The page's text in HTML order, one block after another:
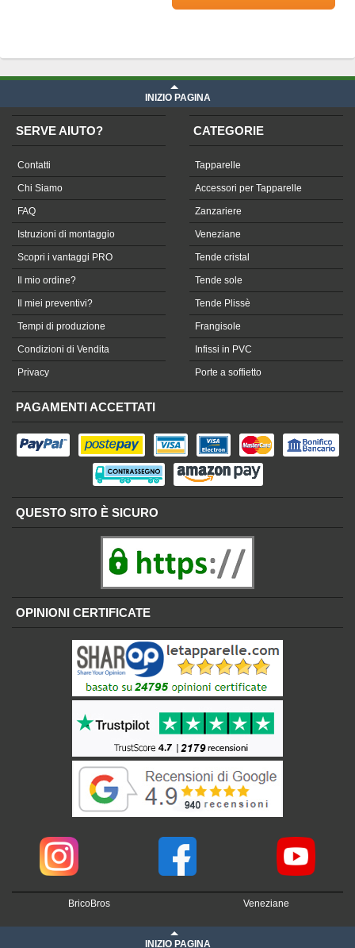
INIZIO PAGINA
SERVE AIUTO?
Contatti
Chi Siamo
FAQ
Istruzioni di montaggio
Scopri i vantaggi PRO
Il mio ordine?
Il miei preventivi?
Tempi di produzione
Condizioni di Vendita
Privacy
CATEGORIE
Tapparelle
Accessori per Tapparelle
Zanzariere
Veneziane
Tende cristal
Tende sole
Tende Plissè
Frangisole
Infissi in PVC
Porte a soffietto
PAGAMENTI ACCETTATI
QUESTO SITO È SICURO
OPINIONI CERTIFICATE
BricoBros Veneziane
INIZIO PAGINA